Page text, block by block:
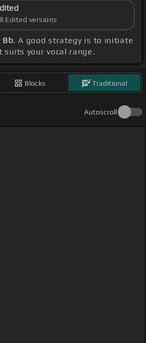
Edited versions
Bb. A good strategy is to initiate
your vocal range.
Blocks Traditional
Autoscroll